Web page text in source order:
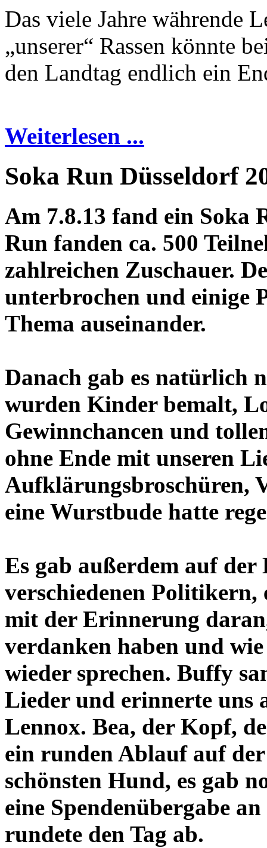
Das viele Jahre währende
„unserer“ Rassen könnte
den Landtag endlich ein
Weiterlesen ...
Soka Run Düsseldorf
Am 7.8.13 fand ein Soka
Run fanden ca. 500
zahlreichen Zuschauer.
unterbrochen und einige
Thema auseinander.
Danach gab es natürlich
wurden Kinder bemalt,
Gewinnchancen und
ohne Ende mit unseren
Aufklärungsbroschüren,
eine Wurstbude hatte
Es gab außerdem auf
verschiedenen Politikern,
mit der Erinnerung
verdanken haben und
wieder sprechen. Buffy
Lieder und erinnerte uns
Lennox. Bea, der Kopf,
ein runden Ablauf auf
schönsten Hund, es gab
eine Spendenübergabe
rundete den Tag ab.